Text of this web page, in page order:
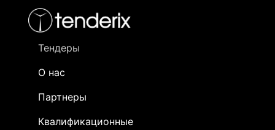
Тендеры
О нас
Партнеры
Квалификационные
- активный лот
- сохраненный лот (не опубликован)
Закупка: Перевозка